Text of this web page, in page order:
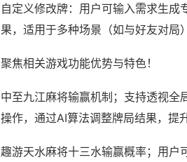
自定义修改牌：用户可输入需求生成
果，适用于多种场景（如与好友对局
聚焦相关游戏功能优势与特色！
中至九江麻将输赢机制；支持透视
操作，通过AI算法调整牌局结果，提
趣游天水麻将十三水输赢概率；用户